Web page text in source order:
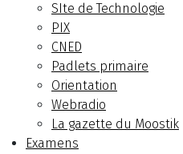
SIte de Technologie
PIX
CNED
Padlets primaire
Orientation
Webradio
La gazette du Moostik
Examens